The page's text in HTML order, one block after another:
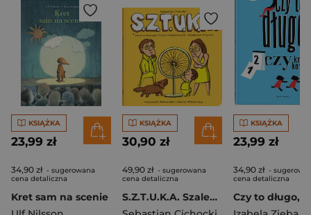
KSIĄŻKA
23,99 zł
34,90 zł - sugerowana
cena detaliczna
Kret sam na scenie
KSIĄŻKA
30,90 zł
49,90 zł - sugerowana
cena detaliczna
S.Z.T.U.K.A. Szalenie Zajmujące Twory Utalentowanych i Krnąbrnych Artystów
KSIĄŻKA
23,99 zł
34,90 zł -
cena detaliczna